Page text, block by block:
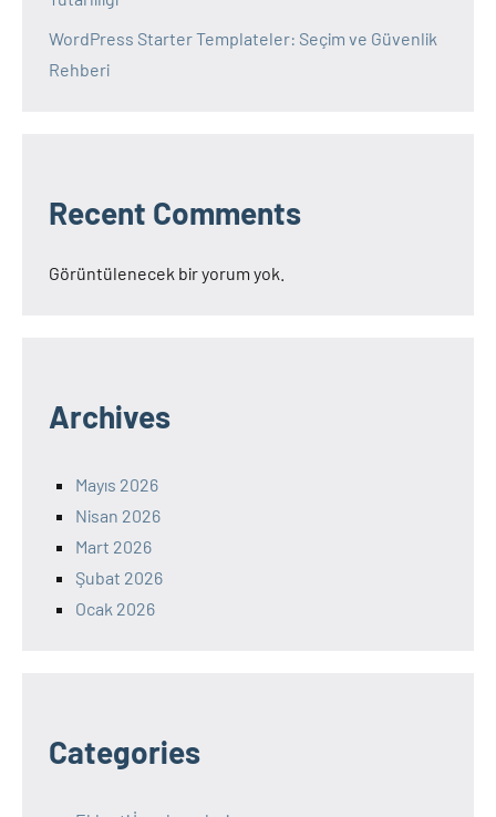
WordPress Starter Templateler: Seçim ve Güvenlik
Rehberi
Recent Comments
Görüntülenecek bir yorum yok.
Archives
Mayıs 2026
Nisan 2026
Mart 2026
Şubat 2026
Ocak 2026
Categories